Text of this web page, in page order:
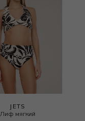
JETS
Лиф мягкий